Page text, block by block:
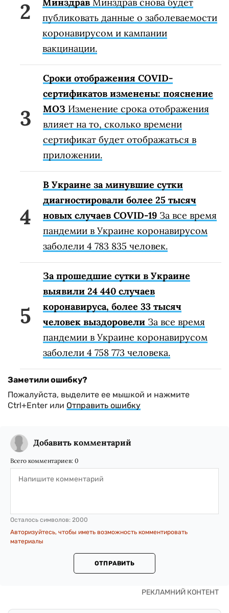
Минздрав Минздрав снова будет
публиковать данные о заболеваемости
коронавирусом и кампании
вакцинации.
Сроки отображения COVID-
сертификатов изменены: пояснение
МОЗ Изменение срока отображения
влияет на то, сколько времени
сертификат будет отображаться в
приложении.
В Украине за минувшие сутки
диагностировали более 25 тысяч
новых случаев COVID-19 За все время
пандемии в Украине коронавирусом
заболели 4 783 835 человек.
За прошедшие сутки в Украине
выявили 24 440 случаев
коронавируса, более 33 тысяч
человек выздоровели За все время
пандемии в Украине коронавирусом
заболели 4 758 773 человека.
Заметили ошибку?
Пожалуйста, выделите ее мышкой и нажмите
Ctrl+Enter или Отправить ошибку
Добавить комментарий
Всего комментариев: 0
Осталось символов: 2000
Авторизуйтесь, чтобы иметь возможность комментировать
материалы
ОТПРАВИТЬ